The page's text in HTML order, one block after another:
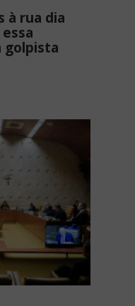
à rua dia
golpista